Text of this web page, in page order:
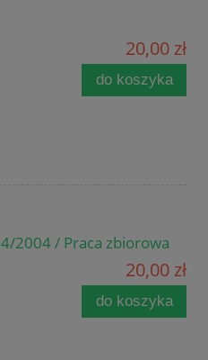
20,00 zł
do koszyka
2004 / Praca zbiorowa
20,00 zł
do koszyka